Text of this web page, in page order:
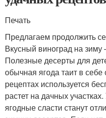
Печать
Предлагаем продолжить
Вкусный виноград на зиму
Полезные десерты для
обычная ягода таит в
рецептах используется
растет на дачных
ягодные сласти станут